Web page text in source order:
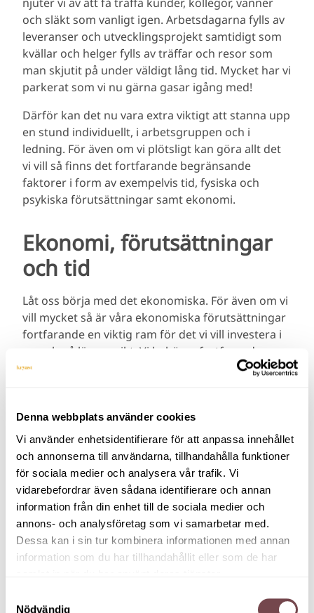
Denna webbplats använder cookies
Vi använder enhetsidentifierare för att anpassa innehållet
och annonserna till användarna, tillhandahålla funktioner
för sociala medier och analysera vår trafik. Vi
vidarebefordrar även sådana identifierare och annan
information från din enhet till de sociala medier och
annons- och analysföretag som vi samarbetar med.
Dessa kan i sin tur kombinera informationen med annan
information som du har tillhandahållit eller som de har
Nödvändig
och släkt som vanligt igen. Arbetsdagarna fylls av
leveranser och utvecklingsprojekt samtidigt som
kvällar och helger fylls av träffar och resor som
man skjutit på under väldigt lång tid. Mycket har vi
parkerat som vi nu gärna gasar igång med!
Därför kan det nu vara extra viktigt att stanna upp
en stund individuellt, i arbetsgruppen och i
ledning. För även om vi plötsligt kan göra allt det
vi vill så finns det fortfarande begränsande
faktorer i form av exempelvis tid, fysiska och
psykiska förutsättningar samt ekonomi.
Ekonomi, förutsättningar
och tid
Låt oss börja med det ekonomiska. För även om vi
vill mycket så är våra ekonomiska förutsättningar
fortfarande en viktig ram för det vi vill investera i
nu och på längre sikt. Vi behöver fortfarande vara
genomtänkta i värdet av det vi vill genomföra.
intuitionen visa dig vägen men spring inte förbi
analysarbetet. Om vi investerar X h arbetstid och Y
kronor i en konferens så ska det såklart generera
mer tillbaka. Och det kommer en tid när
möjligheten att träffas igen blir en vardag
samtidigt som välmående, samspelta och
produktiva organisationer fortsätter vara en
förutsättning för god lönsamhet. Hur ska vi
investera bäst nu och i framtiden?